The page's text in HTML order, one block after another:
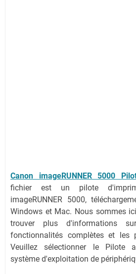
Canon imageRUNNER 5000
fichier est un pilote
imageRUNNER 5000,
Windows et Mac. Nous sommes
trouver plus d'informations
fonctionnalités complètes et les
Veuillez sélectionner le Pilote
système d'exploitation de